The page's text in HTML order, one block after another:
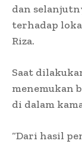
dan
terhadap
Riza.
Saat
menemukan
di dalam
“Dari hasil